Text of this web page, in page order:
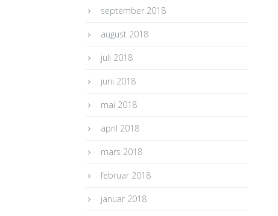
september 2018
august 2018
juli 2018
juni 2018
mai 2018
april 2018
mars 2018
februar 2018
januar 2018